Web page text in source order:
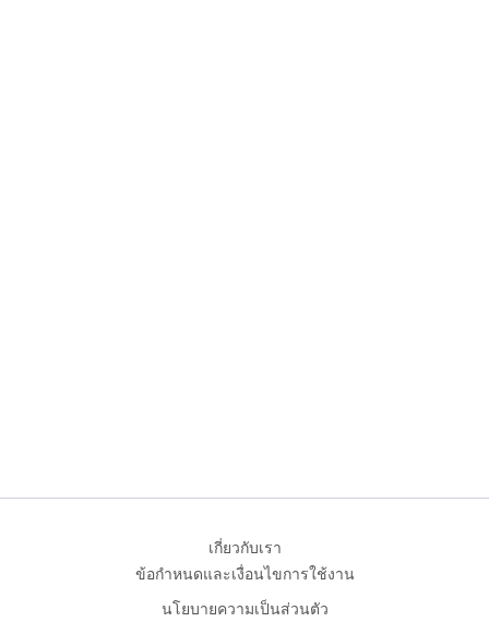
เกี่ยวกับเรา
ข้อกำหนดและเงื่อนไขการใช้งาน
นโยบายความเป็นส่วนตัว